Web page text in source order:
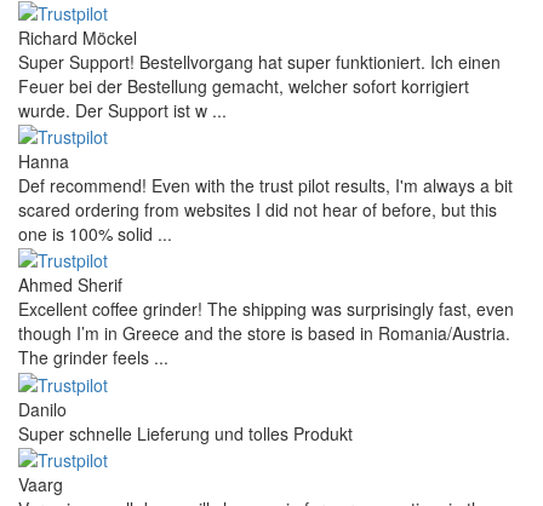
Richard Möckel
Super Support! Bestellvorgang hat super funktioniert. Ich einen
Feuer bei der Bestellung gemacht, welcher sofort korrigiert
wurde. Der Support ist w ...
Hanna
Def recommend! Even with the trust pilot results, I'm always a bit
scared ordering from websites I did not hear of before, but this
one is 100% solid ...
Ahmed Sherif
Excellent coffee grinder! The shipping was surprisingly fast, even
though I’m in Greece and the store is based in Romania/Austria.
The grinder feels ...
Danilo
Super schnelle Lieferung und tolles Produkt
Vaarg